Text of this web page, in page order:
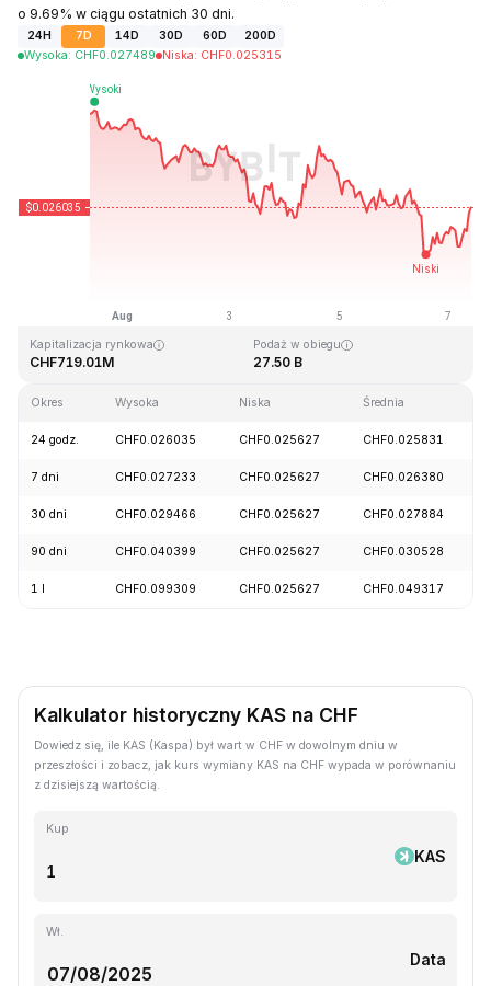
o 9.69% w ciągu ostatnich 30 dni.
24H 7D 14D 30D 60D
200D
Wysoka: CHF0.027489 Niska: CHF0.025315
CHF0.207411 CHF0.000171
Kapitalizacja rynkowa
CHF719.01M
Podaż w obiegu
27.50 B
Okres Wysoka Niska Średnia
24 godz. CHF0.026035 CHF0.025627 CHF0.025831
7 dni CHF0.027233 CHF0.025627 CHF0.026380
30 dni CHF0.029466 CHF0.025627 CHF0.027884
90 dni CHF0.040399 CHF0.025627 CHF0.030528
1 l CHF0.099309 CHF0.025627 CHF0.049317
Kalkulator historyczny KAS na CHF
Dowiedz się, ile KAS (Kaspa) był wart w CHF w dowolnym dniu w
przeszłości i zobacz, jak kurs wymiany KAS na CHF wypada w porównaniu
z dzisiejszą wartością.
Kup
KAS
Wł.
Data